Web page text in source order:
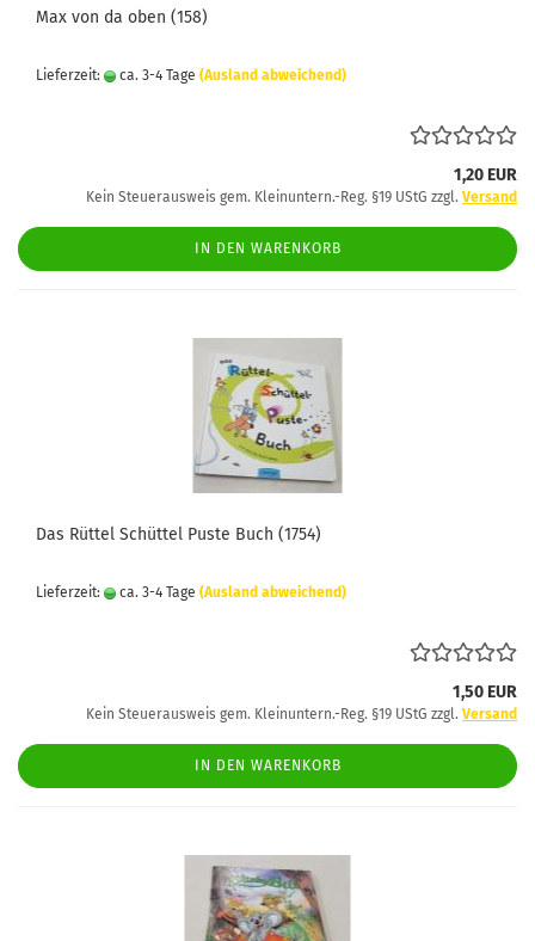
Max von da oben (158)
Lieferzeit: ca. 3-4 Tage (Ausland abweichend)
1,20 EUR
Kein Steuerausweis gem. Kleinuntern.-Reg. §19 UStG zzgl. Versand
IN DEN WARENKORB
Das Rüttel Schüttel Puste Buch (1754)
Lieferzeit: ca. 3-4 Tage (Ausland abweichend)
1,50 EUR
Kein Steuerausweis gem. Kleinuntern.-Reg. §19 UStG zzgl. Versand
IN DEN WARENKORB